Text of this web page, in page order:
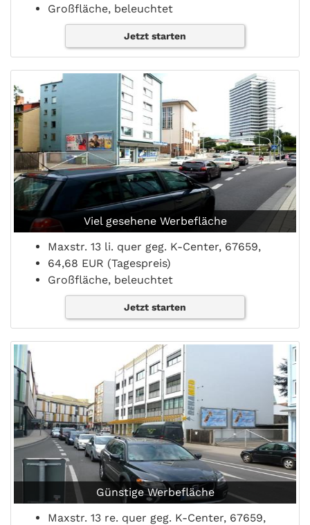
Großfläche, beleuchtet
Jetzt starten
Viel gesehene Werbefläche
Maxstr. 13 li. quer geg. K-Center, 67659,
64,68 EUR (Tagespreis)
Großfläche, beleuchtet
Jetzt starten
Günstige Werbefläche
Maxstr. 13 re. quer geg. K-Center, 67659,